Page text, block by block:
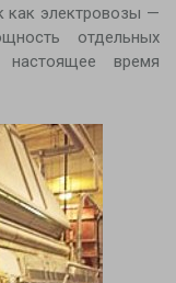
как электровозы —
отдельных
настоящее время